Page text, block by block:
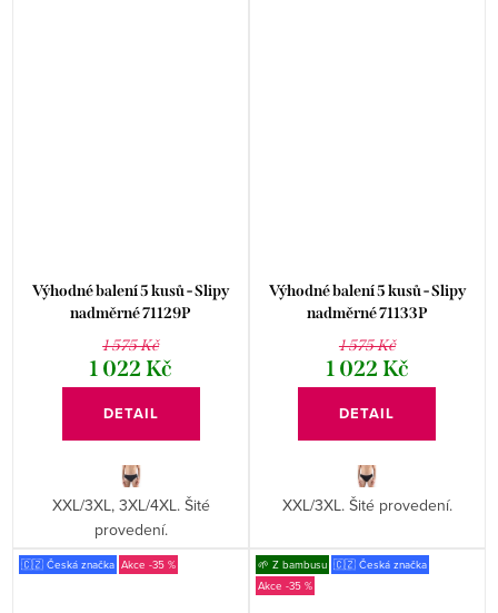
Výhodné balení 5 kusů - Slipy
nadměrné 71129P
1 575 Kč
1 022 Kč
DETAIL
XXL/3XL, 3XL/4XL. Šité
provedení.
Výhodné balení 5 kusů - Slipy
nadměrné 71133P
1 575 Kč
1 022 Kč
DETAIL
XXL/3XL. Šité provedení.
🇨🇿 Česká značka -35 % 🌱 Z bambusu 🇨🇿 Česká značka
-35 %